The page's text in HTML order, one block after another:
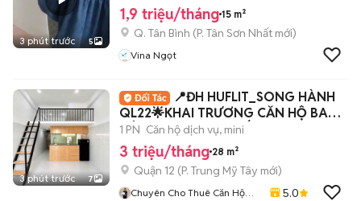
3 phút trước 5
1,9 triệu/tháng 15 m²
Q. Tân Bình (P. Tân Sơn Nhất mới)
Vina Ngọt
3 phút trước 7
📍ĐH HUFLIT_SONG HÀNH
QL22🌟KHAI TRƯƠNG CĂN HỘ BAN
CÔNG_FULL NỘI THẤT
1 PN Căn hộ dịch vụ, mini
3 triệu/tháng 28 m²
Quận 12 (P. Trung Mỹ Tây mới)
Chuyên Cho Thuê Căn Hộ
5.0